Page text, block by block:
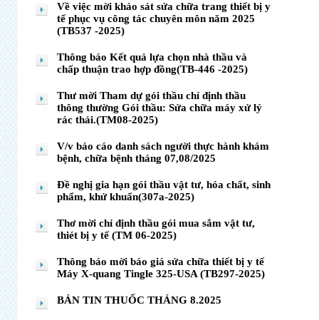
Về việc mời khảo sát sửa chữa trang thiết bị y
tế phục vụ công tác chuyên môn năm 2025
(TB537 -2025)
Thông báo Kết quả lựa chọn nhà thầu và
chấp thuận trao hợp đồng(TB-446 -2025)
Thư mời Tham dự gói thầu chỉ định thầu
thông thường Gói thầu: Sửa chữa máy xử lý
rác thải.(TM08-2025)
V/v báo cáo danh sách người thực hành khám
bệnh, chữa bệnh tháng 07,08/2025
Đề nghị gia hạn gói thầu vật tư, hóa chất, sinh
phẩm, khử khuẩn(307a-2025)
Thơ mời chỉ định thầu gói mua sắm vật tư,
thiét bị y tế (TM 06-2025)
Thông báo mời báo giá sửa chữa thiết bị y tế
Máy X-quang Tingle 325-USA (TB297-2025)
BẢN TIN THUỐC THÁNG 8.2025